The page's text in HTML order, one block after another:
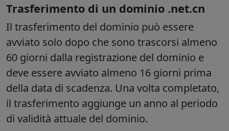
Trasferimento di un dominio .net.cn
Il trasferimento del dominio può essere
avviato solo dopo che sono trascorsi almeno
60 giorni dalla registrazione del dominio e
deve essere avviato almeno 16 giorni prima
della data di scadenza. Una volta completato,
il trasferimento aggiunge un anno al periodo
di validità attuale del dominio.